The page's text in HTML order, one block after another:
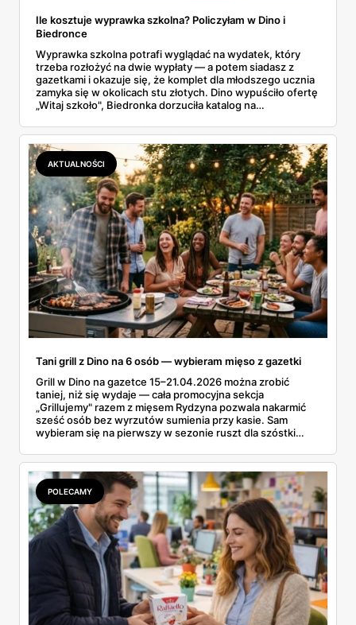
Ile kosztuje wyprawka szkolna? Policzyłam w Dino i
Biedronce
Wyprawka szkolna potrafi wyglądać na wydatek, który
trzeba rozłożyć na dwie wypłaty — a potem siadasz z
gazetkami i okazuje się, że komplet dla młodszego ucznia
zamyka się w okolicach stu złotych. Dino wypuściło ofertę
„Witaj szkoło", Biedronka dorzuciła katalog na
Przejrzałam obie i policzyłam pozycja po pozycji: zeszyty,
piórniki, plecaki, farby, kleje. Poniżej cała lista przyborów
szkolnych z cenami i terminami.
AKTUALNOŚCI
Tani grill z Dino na 6 osób — wybieram mięso z gazetki
Grill w Dino na gazetce 15–21.04.2026 można zrobić
taniej, niż się wydaje — cała promocyjna sekcja
„Grillujemy" razem z mięsem Rydzyna pozwala nakarmić
sześć osób bez wyrzutów sumienia przy kasie. Sam
wybieram się na pierwszy w sezonie ruszt dla szóstki
porannej kawie. Kiełbasa Biesiadna za 11,99 zł,
marynowane udko z kurczaka po 15,99 zł za kilogram,
szynka wykwintna Rydzyna po 37,99. Sprawdzam, co
naprawdę wchodzi do koszyka, a co lepiej zostawić na
półce.
POLECAMY